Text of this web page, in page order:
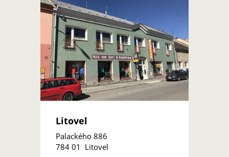
Litovel
Palackého 886
784 01 Litovel